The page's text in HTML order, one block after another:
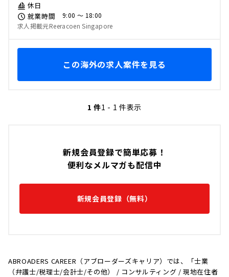
新規会員登録で簡単応募！
便利なメルマガも配信中
新規会員登録（無料）
ABROADERS CAREER（アブローダーズキャリア）では、「士業
（弁護士/税理士/会計士/その他） / コンサルティング / 現地在住者
休日
就業時間
9:00 〜 18:00
求人掲載元Reeracoen Singapore
この海外の求人案件を見る
1 件1 - 1 件表示